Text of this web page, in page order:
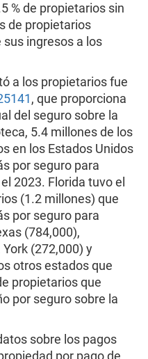
% de propietarios sin
de propietarios
sus ingresos a los
a los propietarios fue
, que proporciona
del seguro sobre la
5.4 millones de los
en los Estados Unidos
por seguro para
2023. Florida tuvo el
(1.2 millones) que
por seguro para
(784,000),
(272,000) y
otros estados que
propietarios que
por seguro sobre la
sobre los pagos
por pago de